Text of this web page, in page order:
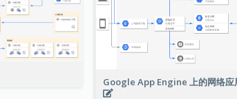
Google App Engine 上的网络